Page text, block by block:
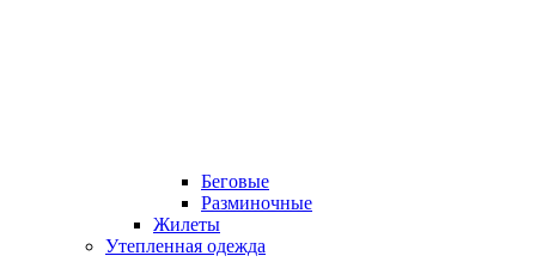
Беговые
Разминочные
Жилеты
Утепленная одежда